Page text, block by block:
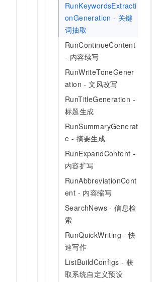
RunKeywordsExtracti
onGeneration - 关键
词抽取
RunContinueContent
- 内容续写
RunWriteToneGener
ation - 文风改写
RunTitleGeneration -
标题生成
RunSummaryGenerat
e - 摘要生成
RunExpandContent -
内容扩写
RunAbbreviationCont
ent - 内容缩写
SearchNews - 信息检
索
RunQuickWriting - 快
速写作
ListBuildConfigs - 获
取系统自定义预设